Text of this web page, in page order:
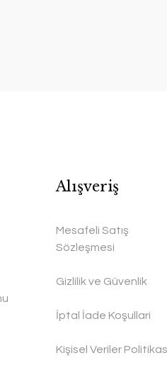
Alışveriş
Mesafeli Satış
Sözleşmesi
Gizlilik ve Güvenlik
İptal İade Koşullari
Kişisel Veriler